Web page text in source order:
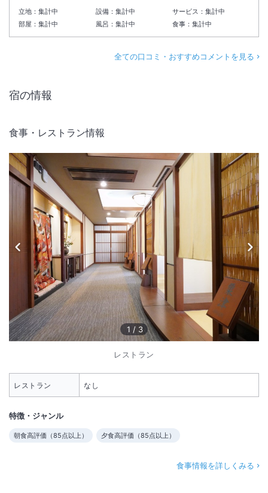
立地： 集計中 設備： 集計中 サービス：集計中
部屋： 集計中 風呂： 集計中 食事：集計中
全ての口コミ・おすすめコメントを見る
宿の情報
食事・レストラン情報
1 / 3
レストラン
レストラン なし
特徴・ジャンル
朝食高評価（85点以上） 夕食高評価（85点以上）
食事情報を詳しくみる